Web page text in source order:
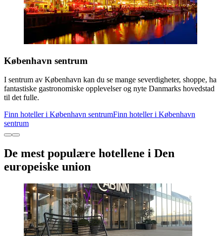
København sentrum
I sentrum av København kan du se mange severdigheter, shoppe, ha
fantastiske gastronomiske opplevelser og nyte Danmarks hovedstad
til det fulle.
Finn hoteller i København sentrumFinn hoteller i København
sentrum
De mest populære hotellene i Den
europeiske union